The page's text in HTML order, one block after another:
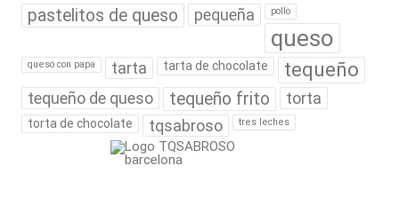
pastelitos de queso
pequeña pollo
queso
queso con papa tarta tarta de chocolate tequeño
tequeño de queso tequeño frito torta
torta de chocolate tqsabroso tres leches